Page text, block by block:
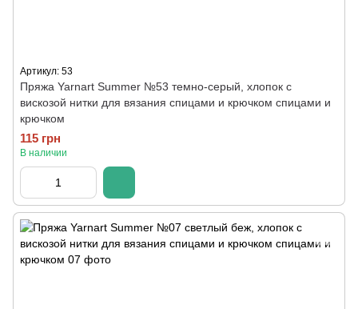
Артикул: 53
Пряжа Yarnart Summer №53 темно-серый, хлопок с
вискозой нитки для вязания спицами и крючком спицами и
крючком
115 грн
В наличии